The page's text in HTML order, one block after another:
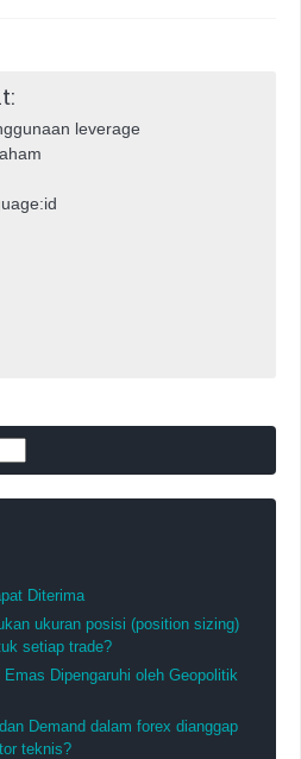
leverage
Diterima
ukuran posisi (position sizing)
setiap trade?
Dipengaruhi oleh Geopolitik
Demand dalam forex dianggap
teknis?